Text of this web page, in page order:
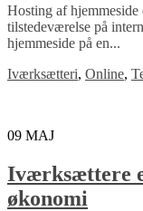
Hosting af hjemmeside
tilstedeværelse på
hjemmeside på en...
Iværksætteri, Online,
09 MAJ
Iværksættere
økonomi